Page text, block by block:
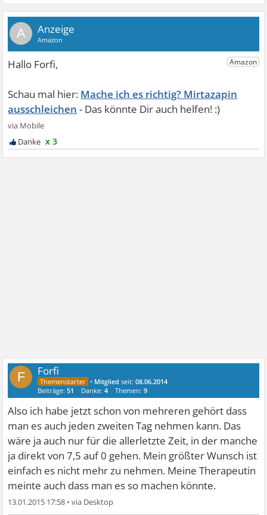
A
Mache ich es richtig? Mirtazapin
ausschleichen
x 3
F Forfi
• Mitglied seit:08.06.2014
Beiträge:51 Danke:4 Themen:9
Also ich habe jetzt schon von mehreren gehört dass
man es auch jeden zweiten Tag nehmen kann. Das
wäre ja auch nur für die allerletzte Zeit, in der manche
ja direkt von 7,5 auf 0 gehen. Mein größter Wunsch ist
einfach es nicht mehr zu nehmen. Meine Therapeutin
meinte auch dass man es so machen könnte.
13.01.2015 17:58 •